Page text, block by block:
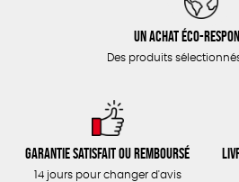
Un achat éco-
Des produits
Garantie satisfait ou remboursé
14 jours pour changer d'avis